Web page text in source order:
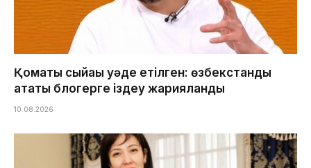
Қомақты сыйақы уәде етілген: өзбекстандық
атақты блогерге іздеу жарияланды
10.08.2026